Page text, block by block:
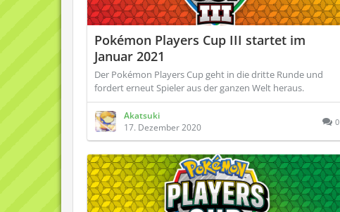
Pokémon Players Cup III startet im
Januar 2021
Der Pokémon Players Cup geht in die dritte Runde und
fordert erneut Spieler aus der ganzen Welt heraus.
Akatsuki
17. Dezember 2020
0